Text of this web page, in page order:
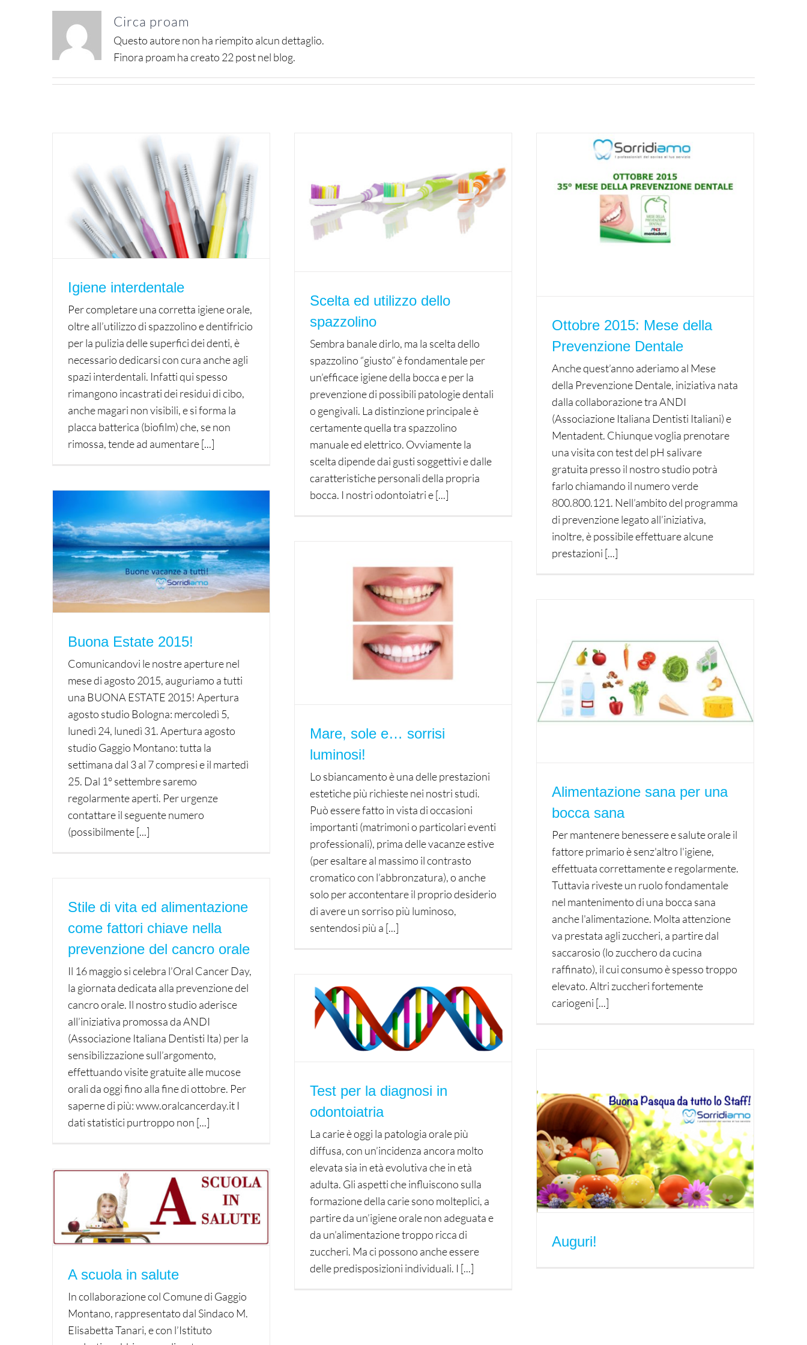
Circa proam
Questo autore non ha riempito alcun dettaglio.
Finora proam ha creato 22 post nel blog.
Igiene interdentale
Per completare una corretta igiene orale,
oltre all’utilizzo di spazzolino e dentifricio
per la pulizia delle superfici dei denti, è
necessario dedicarsi con cura anche agli
spazi interdentali. Infatti qui spesso
rimangono incastrati dei residui di cibo,
anche magari non visibili, e si forma la
placca batterica (biofilm) che, se non
rimossa, tende ad aumentare [...]
Scelta ed utilizzo dello
spazzolino
Sembra banale dirlo, ma la scelta dello
spazzolino “giusto” è fondamentale per
un’efficace igiene della bocca e per la
prevenzione di possibili patologie dentali
o gengivali. La distinzione principale è
certamente quella tra spazzolino
manuale ed elettrico. Ovviamente la
scelta dipende dai gusti soggettivi e dalle
caratteristiche personali della propria
bocca. I nostri odontoiatri e [...]
Ottobre 2015: Mese della
Prevenzione Dentale
Anche quest’anno aderiamo al Mese
della Prevenzione Dentale, iniziativa nata
dalla collaborazione tra ANDI
(Associazione Italiana Dentisti Italiani) e
Mentadent. Chiunque voglia prenotare
una visita con test del pH salivare
gratuita presso il nostro studio potrà
farlo chiamando il numero verde
800.800.121. Nell’ambito del programma
di prevenzione legato all’iniziativa,
inoltre, è possibile effettuare alcune
prestazioni [...]
Buona Estate 2015!
Comunicandovi le nostre aperture nel
mese di agosto 2015, auguriamo a tutti
una BUONA ESTATE 2015! Apertura
agosto studio Bologna: mercoledì 5,
lunedì 24, lunedì 31. Apertura agosto
studio Gaggio Montano: tutta la
settimana dal 3 al 7 compresi e il martedì
25. Dal 1° settembre saremo
regolarmente aperti. Per urgenze
contattare il seguente numero
(possibilmente [...]
Mare, sole e… sorrisi
luminosi!
Lo sbiancamento è una delle prestazioni
estetiche più richieste nei nostri studi.
Può essere fatto in vista di occasioni
importanti (matrimoni o particolari eventi
professionali), prima delle vacanze estive
(per esaltare al massimo il contrasto
cromatico con l’abbronzatura), o anche
solo per accontentare il proprio desiderio
di avere un sorriso più luminoso,
sentendosi più a [...]
Alimentazione sana per una
bocca sana
Per mantenere benessere e salute orale il
fattore primario è senz'altro l'igiene,
effettuata correttamente e regolarmente.
Tuttavia riveste un ruolo fondamentale
nel mantenimento di una bocca sana
anche l'alimentazione. Molta attenzione
va prestata agli zuccheri, a partire dal
saccarosio (lo zucchero da cucina
raffinato), il cui consumo è spesso troppo
elevato. Altri zuccheri fortemente
cariogeni [...]
Stile di vita ed alimentazione
come fattori chiave nella
prevenzione del cancro orale
Il 16 maggio si celebra l’Oral Cancer Day,
la giornata dedicata alla prevenzione del
cancro orale. Il nostro studio aderisce
all’iniziativa promossa da ANDI
(Associazione Italiana Dentisti Ita) per la
sensibilizzazione sull’argomento,
effettuando visite gratuite alle mucose
orali da oggi fino alla fine di ottobre. Per
saperne di più: www.oralcancerday.it I
dati statistici purtroppo non [...]
Test per la diagnosi in
odontoiatria
La carie è oggi la patologia orale più
diffusa, con un’incidenza ancora molto
elevata sia in età evolutiva che in età
adulta. Gli aspetti che influiscono sulla
formazione della carie sono molteplici, a
partire da un’igiene orale non adeguata e
da un’alimentazione troppo ricca di
zuccheri. Ma ci possono anche essere
delle predisposizioni individuali. I [...]
Auguri!
A scuola in salute
In collaborazione col Comune di Gaggio
Montano, rappresentato dal Sindaco M.
Elisabetta Tanari, e con l’Istituto